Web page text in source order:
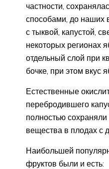
частности,
способами, до наших
с тыквой, капустой,
некоторых регионах
отдельный слой при
бочке, при этом вкус
Естественные
перебродившего
полностью
вещества в плодах с
Наибольшей
фруктов были и есть: